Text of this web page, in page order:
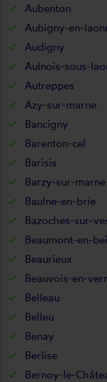
Aubenton
Aubigny-en-
Audigny
Aulnois-sous-
Autreppes
Azy-sur-marne
Bancigny
Barenton-cel
Barisis
Barzy-sur-marne
Baulne-en-brie
Bazoches-sur-
Beaumont-en-
Beaurieux
Beauvois-en-
Belleau
Belleu
Benay
Berlise
Bernoy-le-